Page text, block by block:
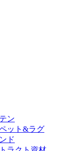
ン
ット&ラグ
ド